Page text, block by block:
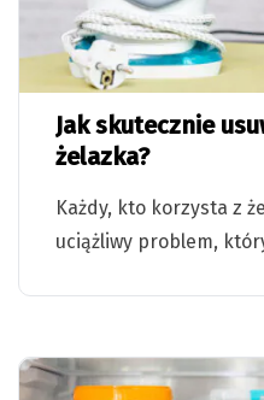
Jak skutecznie
żelazka?
Każdy, kto korzysta z
uciążliwy problem,